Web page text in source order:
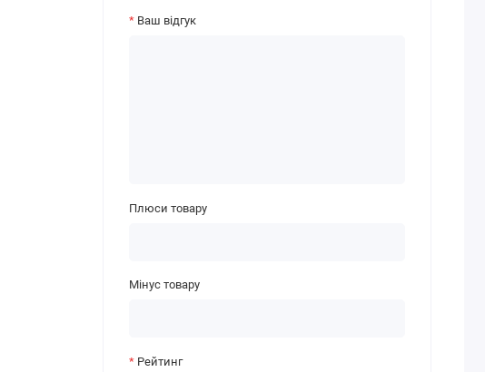
Ваш відгук
Плюси товару
Мінус товару
Рейтинг